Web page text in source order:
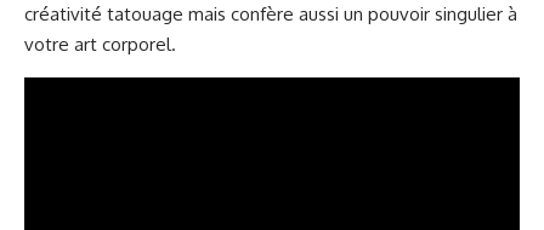
créativité tatouage mais confère aussi un pouvoir singulier à
votre art corporel.